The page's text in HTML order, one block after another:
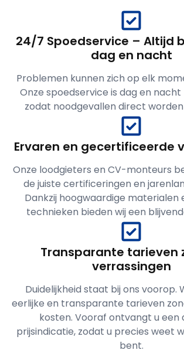
24/7 Spoedservice – Altijd
dag en nacht
Problemen kunnen zich op elk
Onze spoedservice is dag en
zodat noodgevallen direct
Ervaren en gecertificeerde
Onze loodgieters en CV-monteurs
de juiste certificeringen en
Dankzij hoogwaardige materialen
technieken bieden wij een
Transparante tarieven
verrassingen
Duidelijkheid staat bij ons voorop.
eerlijke en transparante tarieven
kosten. Vooraf ontvangt u een
prijsindicatie, zodat u precies weet
bent.